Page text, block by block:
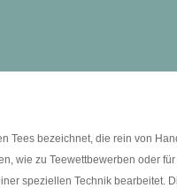
Tees bezeichnet, die rein von
wie zu Teewettbewerben oder
speziellen Technik bearbeitet.